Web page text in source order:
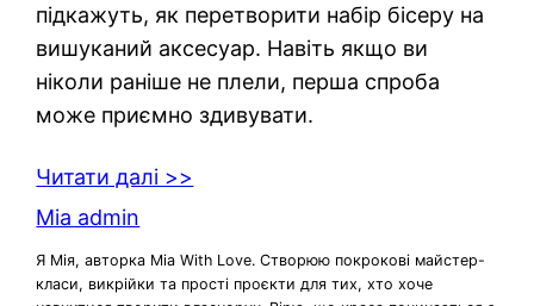
підкажуть, як перетворити набір бісеру на
вишуканий аксесуар. Навіть якщо ви
ніколи раніше не плели, перша спроба
може приємно здивувати.
Читати далі >>
Mia admin
Я Мія, авторка Mia With Love. Створюю покрокові майстер-
класи, викрійки та прості проєкти для тих, хто хоче